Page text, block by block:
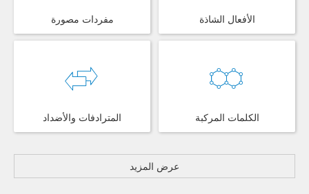
مفردات مصورة الأفعال الشاذة
المترادفات والأضداد الكلمات المركبة
عرض المزيد